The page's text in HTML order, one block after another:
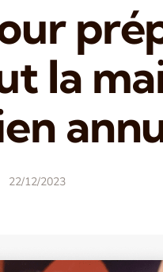
la
22/12/2023